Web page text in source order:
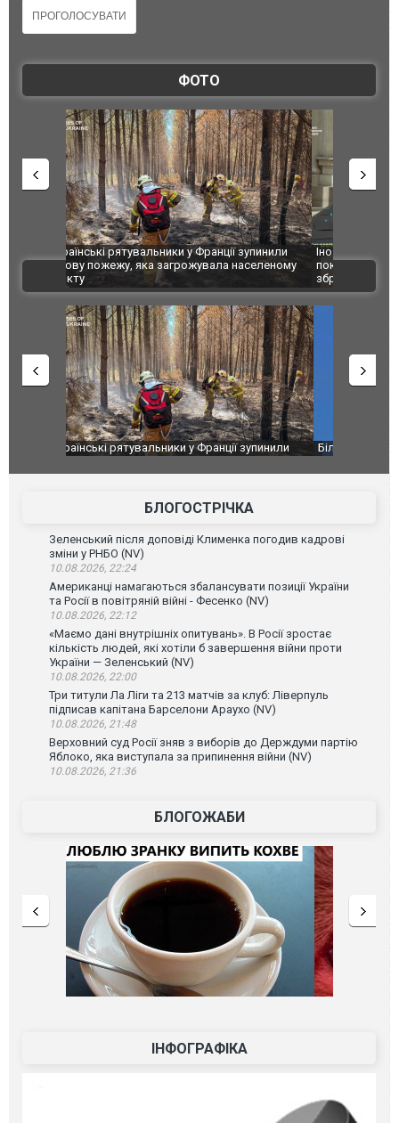
ФОТО
Іноземні технології вбивають українців: ГУР
показало дипломатам західні компоненти у
зброї агресора. ФОТО
Росіяни
ВІДЕО
Біля гольф-клубу Трампа перехопили три літаки.
Дві
ГУР із
БЛОГОСТРІЧКА
Зеленський після доповіді Клименка погодив кадрові
зміни у РНБО (NV)
10.08.2026, 22:24
Американці намагаються збалансувати позиції України
та Росії в повітряній війні - Фесенко (NV)
10.08.2026, 22:12
«Маємо дані внутрішніх опитувань». В Росії зростає
кількість людей, які хотіли б завершення війни проти
України — Зеленський (NV)
10.08.2026, 22:00
Три титули Ла Ліги та 213 матчів за клуб: Ліверпуль
підписав капітана Барселони Араухо (NV)
10.08.2026, 21:48
Верховний суд Росії зняв з виборів до Держдуми партію
Яблоко, яка виступала за припинення війни (NV)
10.08.2026, 21:36
БЛОГОЖАБИ
ІНФОГРАФІКА